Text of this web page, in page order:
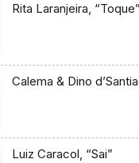
Rita Laranjeira, “Toque”
Calema & Dino
Luiz Caracol, “Sai”